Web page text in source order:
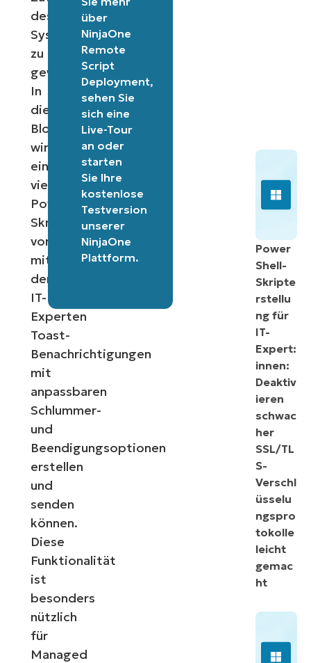
des
Systems
zu
gewährleisten.
In
diesem
Blogbeitrag
wird
ein
vielseitiges
PowerShell-
Skript
vorgestellt,
mit
dem
IT-
Experten
Toast-
Benachrichtigungen
mit
anpassbaren
Schlummer-
und
Beendigungsoptionen
erstellen
und
senden
können.
Diese
Funktionalität
ist
besonders
nützlich
für
Managed
über
NinjaOne
Remote
Script
Deployment,
sehen Sie
sich eine
Live-Tour
an oder
starten
Sie Ihre
kostenlose
Testversion
unserer
NinjaOne
Plattform.
Power
Shell-
Skripte
rstellu
ng für
IT-
Expert:
innen:
Deaktiv
ieren
schwac
her
SSL/TL
S-
Verschl
üsselu
ngspro
tokolle
leicht
gemac
ht